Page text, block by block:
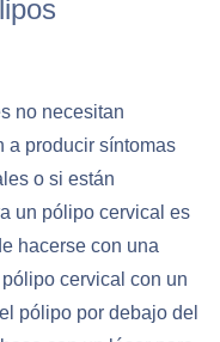
no necesitan
a producir síntomas
o si están
un pólipo cervical es
hacerse con una
cervical con un
pólipo por debajo del